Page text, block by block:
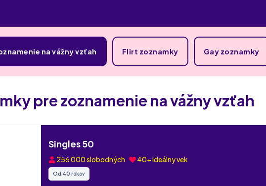
na vážny vzťah Flirt zoznamky Gay zoznamky
pre zoznamenie na vážny vzťah
Singles 50
256 000slobodných 40+ ideálny vek
Od 40 rokov